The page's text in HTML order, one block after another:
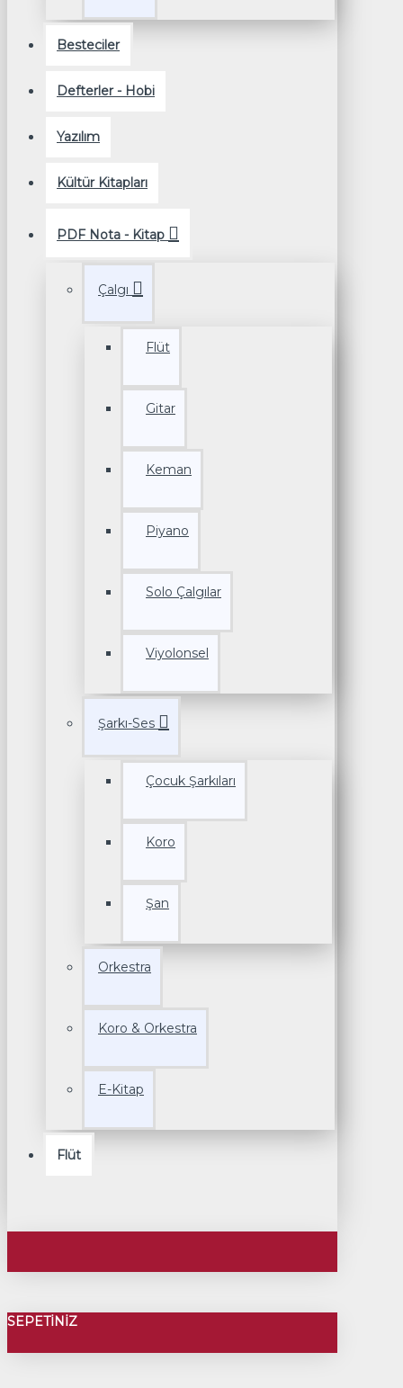
Besteciler
Defterler - Hobi
Yazılım
Kültür Kitapları
PDF Nota - Kitap
Çalgı
Flüt
Gitar
Keman
Piyano
Solo Çalgılar
Viyolonsel
Şarkı-Ses
Çocuk Şarkıları
Koro
Şan
Orkestra
Koro & Orkestra
E-Kitap
Flüt
SEPETINIZ